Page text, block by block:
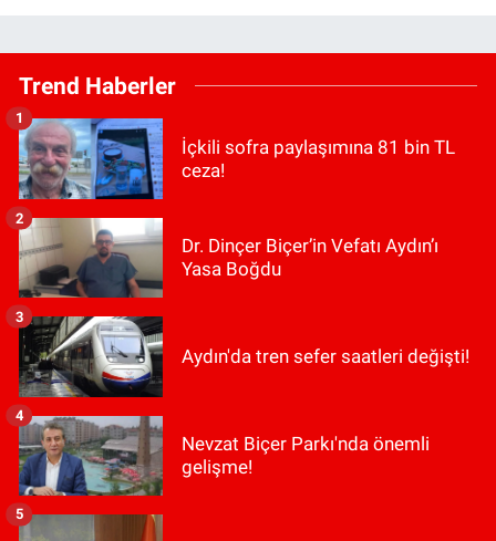
Trend Haberler
İçkili sofra paylaşımına 81 bin TL
ceza!
1
Dr. Dinçer Biçer’in Vefatı Aydın’ı
Yasa Boğdu
2
Aydın'da tren sefer saatleri değişti!
3
Nevzat Biçer Parkı'nda önemli
gelişme!
4
5